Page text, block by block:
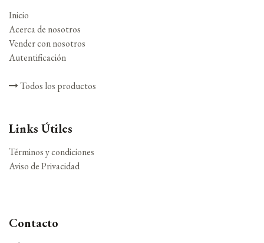
Inicio
Acerca de nosotros
Vender con nosotros
Autentificación
Todos los productos
Links Útiles
Términos y condiciones
Aviso de Privacidad
Contacto